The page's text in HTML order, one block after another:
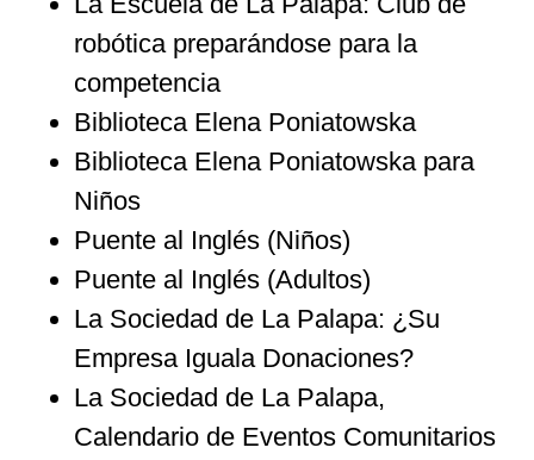
robótica preparándose para la
competencia
Biblioteca Elena Poniatowska
Biblioteca Elena Poniatowska para
Niños
Puente al Inglés (Niños)
Puente al Inglés (Adultos)
La Sociedad de La Palapa: ¿Su
Empresa Iguala Donaciones?
La Sociedad de La Palapa,
Calendario de Eventos Comunitarios